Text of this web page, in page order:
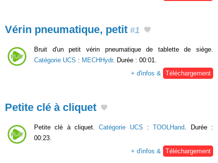
Vérin pneumatique, petit #1
Bruit d'un petit vérin pneumatique de tablette de siège.
Catégorie UCS : MECHHydr. Durée : 00:01.
+ d'infos & Téléchargement
Petite clé à cliquet
Petite clé à cliquet.Catégorie UCS :TOOLHand . Durée :
00:23.
+ d'infos &
Téléchargement